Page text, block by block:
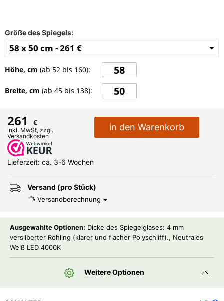
Größe des Spiegels:
58 x 50 cm -261 €
Höhe, cm (ab 52 bis 160):
Breite, cm (ab 45 bis 138):
261 €
inkl. MwSt, zzgl.
Versandkosten
in den Warenkorb
Lieferzeit: ca. 3-6 Wochen
Versand (pro Stück)
Versandberechnung
Ausgewahlte Optionen: Dicke des Spiegelglases: 4 mm
versilberter Rohling (klarer und flacher Polyschliff)., Neutrales
Weiß LED 4000K
Weitere Optionen